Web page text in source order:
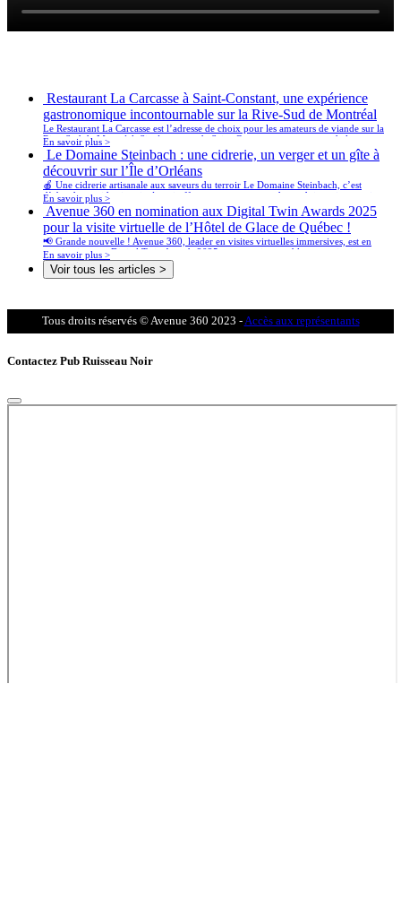
Restaurant La Carcasse à Saint-Constant, une expérience
gastronomique incontournable sur la Rive-Sud de Montréal
Le Restaurant La Carcasse est l’adresse de choix pour les amateurs de viande sur la
Rive-Sud de Montréal. Situé au cœur de Saint-Constant, ce restaurant chaleureux
propose une cuisine authentique et généreuse, mettant en vedette des pièces de
viande maturées à la perfection, des burgers gourmets, et des côtes levées qui
fondent en bouche.
En savoir plus >
Le Domaine Steinbach : une cidrerie, un verger et un gîte à
découvrir sur l’Île d’Orléans
🍎 Une cidrerie artisanale aux saveurs du terroir Le Domaine Steinbach, c’est
d’abord une cidrerie primée qui offre une vaste gamme de produits artisanaux issus
des pommes de son propre verger. 🥂 Cidre de glace, 🍏 cidres pétillants, 🍎
mistelles, et 🍶 vinaigres vieillis en fût y sont produits avec soin et passion.
En savoir plus >
Avenue 360 en nomination aux Digital Twin Awards 2025
pour la visite virtuelle de l’Hôtel de Glace de Québec !
📢 Grande nouvelle ! Avenue 360, leader en visites virtuelles immersives, est en
nomination aux Digital Twin Awards 2025 pour son incroyable reconstitution
numérique de l’iconique Hôtel de Glace de Québec. Cette reconnaissance met en
lumière notre expertise en jumeaux numériques et notre engagement à repousser les
En savoir plus >
Voir tous les articles >
Tous droits réservés © Avenue 360 2023 -Accès aux représentants
Contactez Pub Ruisseau Noir